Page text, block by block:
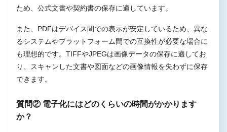
ため、公式文書や契約書の保存に適しています。
また、PDFはデバイス間での表示が安定しているため、異な
るシステムやプラットフォーム間での互換性が必要な場合に
も理想的です。TIFFやJPEGは画像データの保存に適してお
り、スキャンした文書や図面などの画像情報を失わずに保存
できます。
質問② 電子化にはどのくらいの時間がかかります
か？